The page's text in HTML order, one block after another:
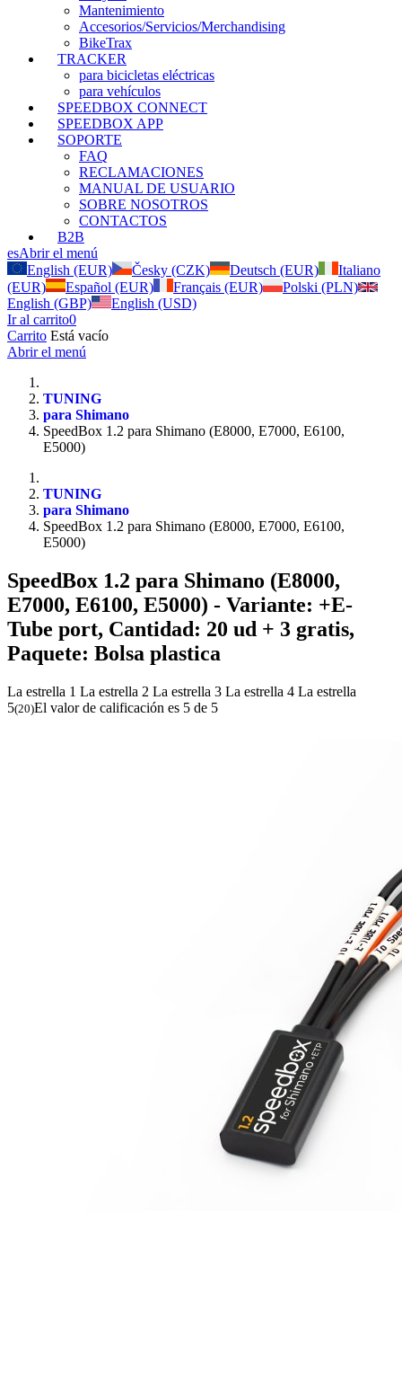
Mantenimiento
Accesorios/Servicios/Merchandising
BikeTrax
TRACKER
para bicicletas eléctricas
para vehículos
SPEEDBOX CONNECT
SPEEDBOX APP
SOPORTE
FAQ
RECLAMACIONES
MANUAL DE USUARIO
SOBRE NOSOTROS
CONTACTOS
B2B
esAbrir el menú
English (EUR)
Česky (CZK) Deutsch (EUR)
Italiano
(EUR)
Español (EUR) Français (EUR)
Polski (PLN)
English (GBP)
English (USD)
Ir al carrito0
Carrito Está vacío
Abrir el menú
TUNING
para Shimano
SpeedBox 1.2 para Shimano (E8000, E7000, E6100,
E5000)
TUNING
para Shimano
SpeedBox 1.2 para Shimano (E8000, E7000, E6100,
E5000)
SpeedBox 1.2 para Shimano (E8000,
E7000, E6100, E5000) - Variante: +E-
Tube port, Cantidad: 20 ud + 3 gratis,
Paquete: Bolsa plastica
La estrella 1 La estrella 2 La estrella 3 La estrella 4 La estrella
5(20)El valor de calificación es 5 de 5